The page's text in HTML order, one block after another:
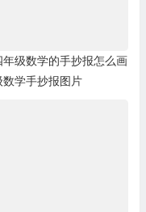
年级数学的手抄报怎么画
数学手抄报图片